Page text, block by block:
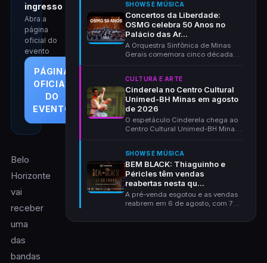
ingresso
Abra a
página
oficial do
evento
PÁGINA
OFICIAL
DO
EVENTO
Belo
Horizonte
vai
receber
uma
das
bandas
SHOWS E MÚSICA
Concertos da Liberdade:
OSMG celebra 50 Anos no
Palácio das Ar...
A Orquestra Sinfônica de Minas
Gerais comemora cinco décadas
CULTURA E ARTE
Cinderela no Centro Cultural
Unimed-BH Minas em agosto
de 2026
O espetáculo Cinderela chega ao
Centro Cultural Unimed-BH Minas,
SHOWS E MÚSICA
BEM BLACK: Thiaguinho e
Péricles têm vendas
reabertas nesta qu...
A pré-venda esgotou e as vendas
reabrem em 6 de agosto, com 72